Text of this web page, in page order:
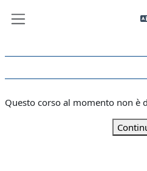
Questo corso al momento non è